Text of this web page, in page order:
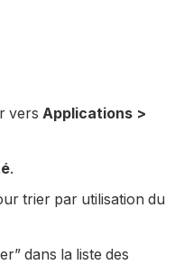
vers Applications >
.
trier par utilisation du
dans la liste des